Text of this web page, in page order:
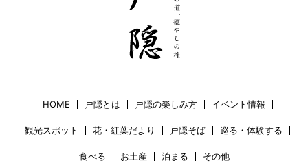
HOME 戸隠とは 戸隠の楽しみ方 イベント情報
観光スポット 花・紅葉だより 戸隠そば 巡る・体験する
食べる お土産 泊まる その他